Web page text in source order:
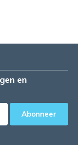
en
Abonneer